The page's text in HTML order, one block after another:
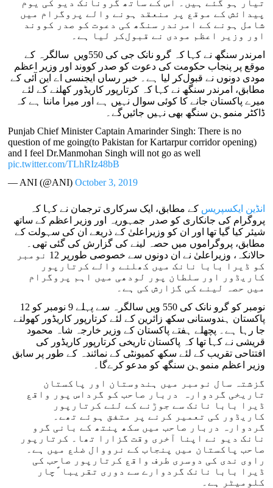
تیار ہو گئے ہیں۔ اس کے ساتھ گرونانک دیو کی یوم
پیدائش کے موقع پر منعقد ہونے والے پروگرام میں
شامل ہونے کے امرندر سنگھ کی دعوت کو صدر کووند
اور وزیر اعظم مودی نے قبول‌کر لیا ہے۔
امرندر سنگھ نے کہا کہ گرو نانک جی کی 550ویں سالگرہ کے
موقع پر پنجاب حکومت کی دعوت کو صدر کووند اور وزیر اعظم
مودی دونوں نے قبول‌کر لیا ہے۔ خبر رساں ایجنسی اے این آئی کے
مطابق، امرندر سنگھ نے کہا کہ کرتارپور کاریڈور کھلنے کے لئے
میرے پاکستان جانے کا کوئی سوال نہیں ہے اور میرا ماننا ہے کہ
ڈاکٹر منموہن سنگھ بھی نہیں جائیں‌گے۔
Punjab Chief Minister Captain Amarinder Singh: There is no
question of me going(to Pakistan for Kartarpur corridor opening)
and I feel Dr.Manmohan Singh will not go as well
pic.twitter.com/TLhRIz48bB
— ANI (@ANI)October 3, 2019
انڈین ایکسپریس کے مطابق، ایک سرکاری ترجمان نے کہا کہ
پروگرام کی جانکاری کو صدر جمہوریہ اور وزیر اعظم کے ساتھ
شیئر کیا گیا تھا اور ان کو وزیراعلیٰ کے ذریعے ان کی سہولت کے
مطابق، پروگراموں میں حصہ لینے کی گزارش کی گئی تھی۔
حالانکہ، وزیراعلیٰ نے ان دونوں سے خصوصی طورپر 12 نومبر
کو ڈیرا بابا نانک میں کھلنے والے کرتارپور
کاریڈور اور سلطان پور لودھی میں اہم پروگرام
میں حصہ لینے کی گزارش کی ہے۔
12 نومبر کو گرو نانک کی 550 ویں سالگرہ سے پہلے 9 نومبر کو
پاکستان ہندوستانی سکھ زائرین کے لئے کرتارپور کاریڈور کھولنے
جا رہا ہے۔ پچھلے ہفتے پاکستان کے وزیر خارجہ شاہ محمود
قریشی نے کہا تھا کہ پاکستان تاریخی کرتارپور کاریڈور کی
افتتاحی تقریب کے لئے سکھ کمیونٹی کے نمائندہ کے طور پر سابق
وزیر اعظم منموہن سنگھ کو مدعو کرے‌گا۔
گزشتہ سال نومبر میں ہندوستان اور پاکستان
تاریخی گردوارہ دربار صاحب کو گرداس پور واقع
ڈیرا بابا نانک سے جوڑنے کے لئے کرتارپور
کاریڈور کی تعمیر کرنے پر متفق ہوئے تھے۔
گردوارہ دربار صاحب میں سکھ پنتھ کے بانی گرو
نانک دیو نے اپنا آخری وقت گزارا تھا۔ کرتارپور
صاحب پاکستان میں پنجاب کے نرووال ضلع میں ہے۔
راوی ندی کی دوسری طرف واقع کرتارپور صاحب کی
ڈیرا بابا نانک گردوارے سے دوری تقریبا ًچار
کلومیٹر ہے۔